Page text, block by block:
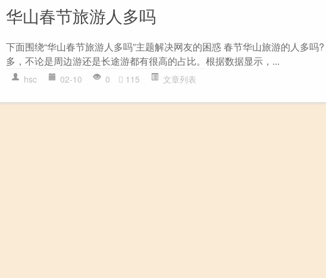
华山春节旅游人多吗
下面围绕“华山春节旅游人多吗”主题解决网友的困惑 春节华山旅游的人多吗
多，不论是周边游还是长途游都有很高的占比。根据数据显示，...
hsc 02-10 0 115 文章列表